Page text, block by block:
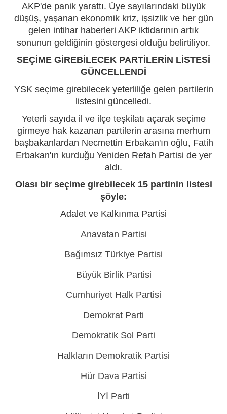
AKP'de panik yarattı. Üye sayılarındaki büyük
düşüş, yaşanan ekonomik kriz, işsizlik ve her gün
gelen intihar haberleri AKP iktidarının artık
sonunun geldiğinin göstergesi olduğu belirtiliyor.
SEÇİME GİREBİLECEK PARTİLERİN LİSTESİ
GÜNCELLENDİ
YSK seçime girebilecek yeterliliğe gelen partilerin
listesini güncelledi.
Yeterli sayıda il ve ilçe teşkilatı açarak seçime
girmeye hak kazanan partilerin arasına merhum
başbakanlardan Necmettin Erbakan'ın oğlu, Fatih
Erbakan'ın kurduğu Yeniden Refah Partisi de yer
aldı.
Olası bir seçime girebilecek 15 partinin listesi
şöyle:
Adalet ve Kalkınma Partisi
Anavatan Partisi
Bağımsız Türkiye Partisi
Büyük Birlik Partisi
Cumhuriyet Halk Partisi
Demokrat Parti
Demokratik Sol Parti
Halkların Demokratik Partisi
Hür Dava Partisi
İYİ Parti